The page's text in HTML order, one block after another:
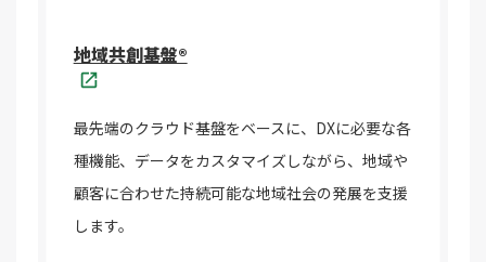
地域共創基盤®
最先端のクラウド基盤をベースに、DXに必要な各
種機能、データをカスタマイズしながら、地域や
顧客に合わせた持続可能な地域社会の発展を支援
します。